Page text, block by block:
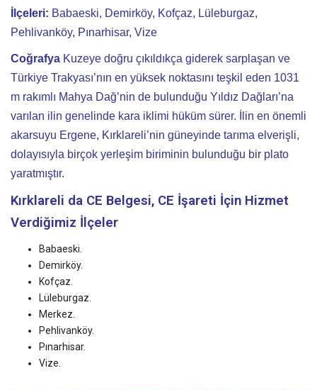
İlçeleri: Babaeski, Demirköy, Kofçaz, Lüleburgaz,
Pehlivanköy, Pınarhisar, Vize
Coğrafya Kuzeye doğru çıkıldıkça giderek sarplaşan ve
Türkiye Trakyası’nın en yüksek noktasını teşkil eden 1031
m rakımlı Mahya Dağ’nin de bulunduğu Yıldız Dağları’na
varılan ilin genelinde kara iklimi hüküm sürer. İlin en önemli
akarsuyu Ergene, Kırklareli’nin güneyinde tarıma elverişli,
dolayısıyla birçok yerleşim biriminin bulunduğu bir plato
yaratmıştır.
Kırklareli da CE Belgesi, CE İşareti İçin Hizmet
Verdiğimiz İlçeler
Babaeski.
Demirköy.
Kofçaz.
Lüleburgaz.
Merkez.
Pehlivanköy.
Pınarhisar.
Vize.